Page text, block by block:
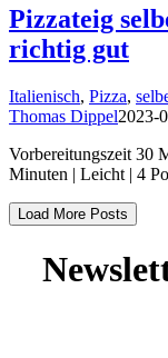
Pizzateig
richtig gut
Italienisch, Pizza,
Thomas Dippel2023-
Vorbereitungszeit 30
Minuten | Leicht | 4
Load More Posts